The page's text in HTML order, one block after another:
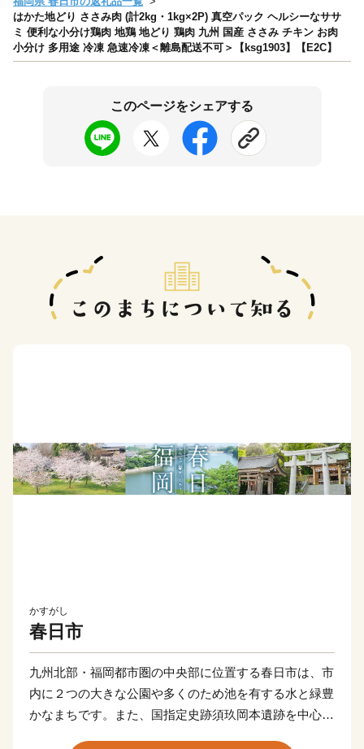
はかた地どり ささみ肉 (計2kg・1kg×2P) 真空パック ヘルシーなササ
ミ 便利な小分け鶏肉 地鶏 地どり 鶏肉 九州 国産 ささみ チキン お肉
小分け 多用途 冷凍 急速冷凍＜離島配送不可＞【ksg1903】【E2C】
このページをシェアする
かすがし
春日市
九州北部・福岡都市圏の中央部に位置する春日市は、市
内に２つの大きな公園や多くのため池を有する水と緑豊
かなまちです。また、国指定史跡須玖岡本遺跡を中心と